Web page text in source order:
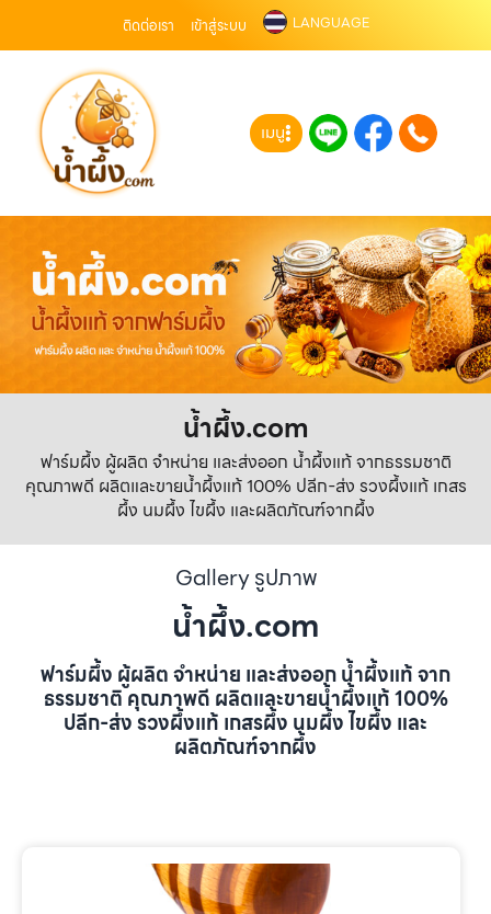
ติดต่อเรา เข้าสู่ระบบ LANGUAGE
เมนู
น้ำผึ้ง.com
ฟาร์มผึ้ง ผู้ผลิต จำหน่าย และส่งออก น้ำผึ้งแท้ จากธรรมชาติ
คุณภาพดี ผลิตและขายน้ำผึ้งแท้ 100% ปลีก-ส่ง รวงผึ้งแท้ เกสร
ผึ้ง นมผึ้ง ไขผึ้ง และผลิตภัณฑ์จากผึ้ง
Gallery รูปภาพ
น้ำผึ้ง.com
ฟาร์มผึ้ง ผู้ผลิต จำหน่าย และส่งออก น้ำผึ้งแท้ จาก
ธรรมชาติ คุณภาพดี ผลิตและขายน้ำผึ้งแท้ 100%
ปลีก-ส่ง รวงผึ้งแท้ เกสรผึ้ง นมผึ้ง ไขผึ้ง และ
ผลิตภัณฑ์จากผึ้ง